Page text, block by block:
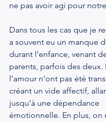
ne pas avoir agi pour
Dans tous les cas que je
a souvent eu un manque
durant l’enfance, venant
parents, parfois des deux.
l’amour n’ont pas été
créant un vide affectif,
jusqu’à une dépendance
émotionnelle. En plus, on